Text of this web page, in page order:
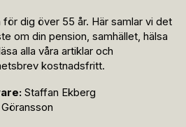
dig över 55 år. Här samlar vi det
om din pension, samhället, hälsa
alla våra artiklar och
kostnadsfritt.
Staffan Ekberg